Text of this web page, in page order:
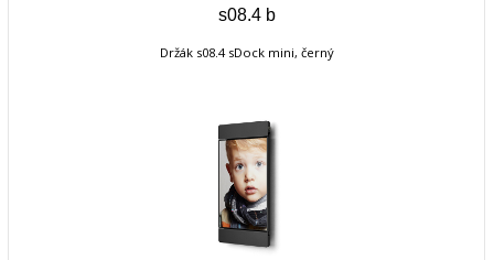
s08.4 b
Držák s08.4 sDock mini, černý